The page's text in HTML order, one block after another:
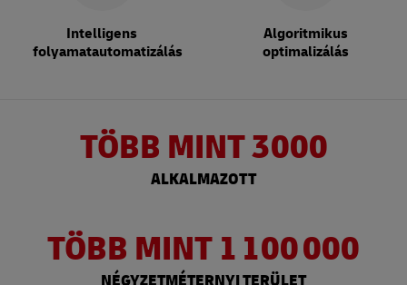
Intelligens
folyamatautomatizálás
Algoritmikus
optimalizálás
TÖBB MINT 3000
ALKALMAZOTT
TÖBB MINT 1 100 000